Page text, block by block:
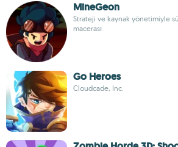
MineGeon
Strateji ve kaynak yönetimiyle
macerası
Go Heroes
Cloudcade, Inc.